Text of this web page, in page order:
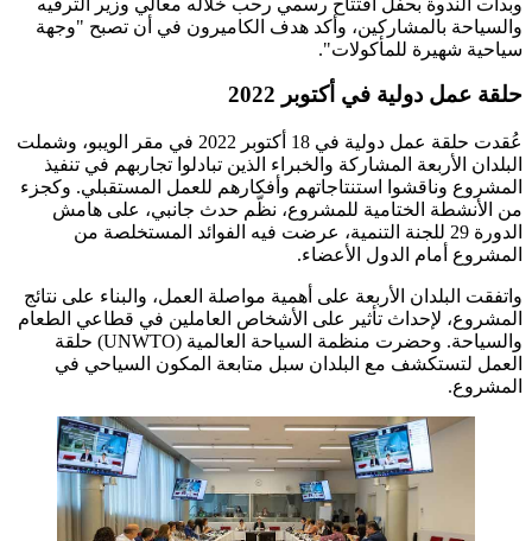
والسياحة بالمشاركين، وأكد هدف الكاميرون في أن تصبح "وجهة
سياحية شهيرة للمأكولات".
حلقة عمل دولية في أكتوبر 2022
عُقدت حلقة عمل دولية في 18 أكتوبر 2022 في مقر الويبو، وشملت
البلدان الأربعة المشاركة والخبراء الذين تبادلوا تجاربهم في تنفيذ
المشروع وناقشوا استنتاجاتهم وأفكارهم للعمل المستقبلي. وكجزء
من الأنشطة الختامية للمشروع، نظّم حدث جانبي، على هامش
الدورة 29 للجنة التنمية، عرضت فيه الفوائد المستخلصة من
المشروع أمام الدول الأعضاء.
واتفقت البلدان الأربعة على أهمية مواصلة العمل، والبناء على نتائج
المشروع، لإحداث تأثير على الأشخاص العاملين في قطاعي الطعام
والسياحة. وحضرت منظمة السياحة العالمية (UNWTO) حلقة
العمل لتستكشف مع البلدان سبل متابعة المكون السياحي في
المشروع.